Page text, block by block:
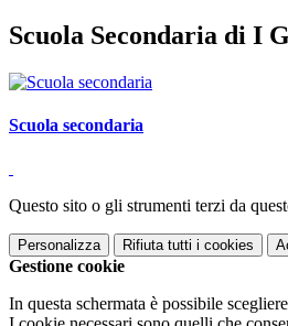
Scuola Secondaria di I
Scuola secondaria
Questo sito o gli strumenti terzi da
Personalizza Rifiuta tutti i cookies
Gestione cookie
In questa schermata è possibile